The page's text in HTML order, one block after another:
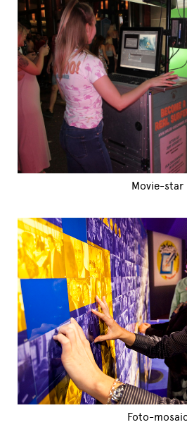
Movie-star
Foto-